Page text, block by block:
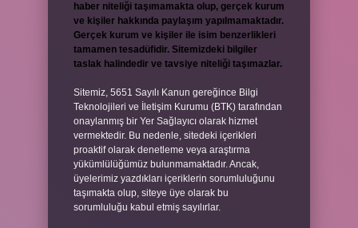
haber niteliği taşımamakta olup, gerçek kurum
ve kişiler hakkında paylaşım yapılmamaktadır.
Gerçek kurum ve kişiler ile isim benzerlikleri
tamamen tesadüfidir. Sitemizdeki bilgiler
taslak halindedir ve tavsiye niteliği taşımazlar.
Sitemiz, 5651 Sayılı Kanun gereğince Bilgi
Teknolojileri ve İletişim Kurumu (BTK) tarafından
onaylanmış bir Yer Sağlayıcı olarak hizmet
vermektedir. Bu nedenle, sitedeki içerikleri
proaktif olarak denetleme veya araştırma
yükümlülüğümüz bulunmamaktadır. Ancak,
üyelerimiz yazdıkları içeriklerin sorumluluğunu
taşımakta olup, siteye üye olarak bu
sorumluluğu kabul etmiş sayılırlar.